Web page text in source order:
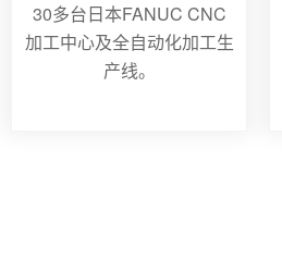
30多台日本FANUC CNC
加工中心及全自动化加工生
产线。